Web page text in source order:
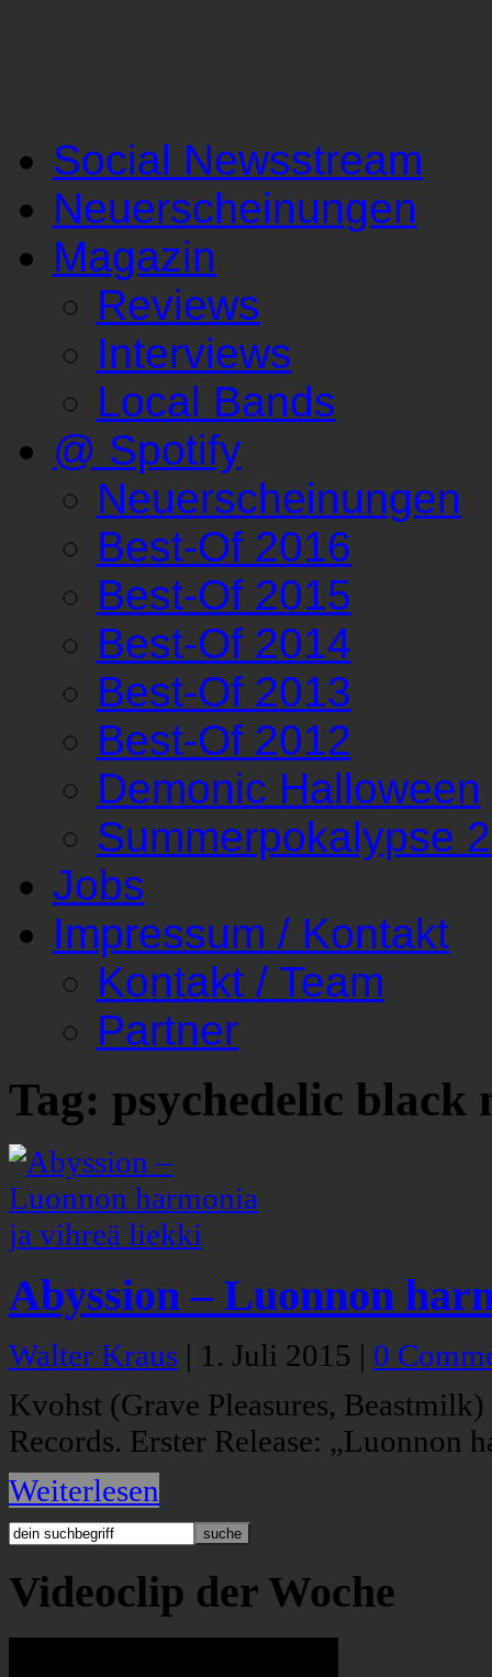
Social Newsstream
Neuerscheinungen
Magazin
Reviews
Interviews
Local Bands
@ Spotify
Neuerscheinungen
Best-Of 2016
Best-Of 2015
Best-Of 2014
Best-Of 2013
Best-Of 2012
Demonic Halloween
Summerpokalypse
Jobs
Impressum / Kontakt
Kontakt / Team
Partner
Tag: psychedelic black
Abyssion – Luonnon
Walter Kraus | 1. Juli 2015 | 0
Kvohst (Grave Pleasures,
Records. Erster Release: „Luonnon
Weiterlesen
Videoclip der Woche